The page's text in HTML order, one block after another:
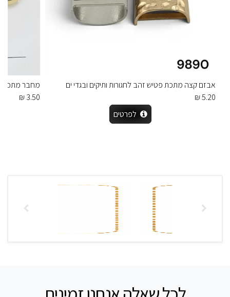
אבזם קצה מתכת פטיש זהב לחגורות ותיקים ובגדי ים
5.20 ₪
לפרטים
מחבר מתכת
3.50 ₪